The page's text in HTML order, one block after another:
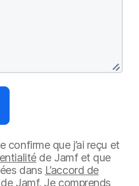
confirme que j’ai reçu et
de Jamf et que
dans L’accord de
Jamf. Je comprends